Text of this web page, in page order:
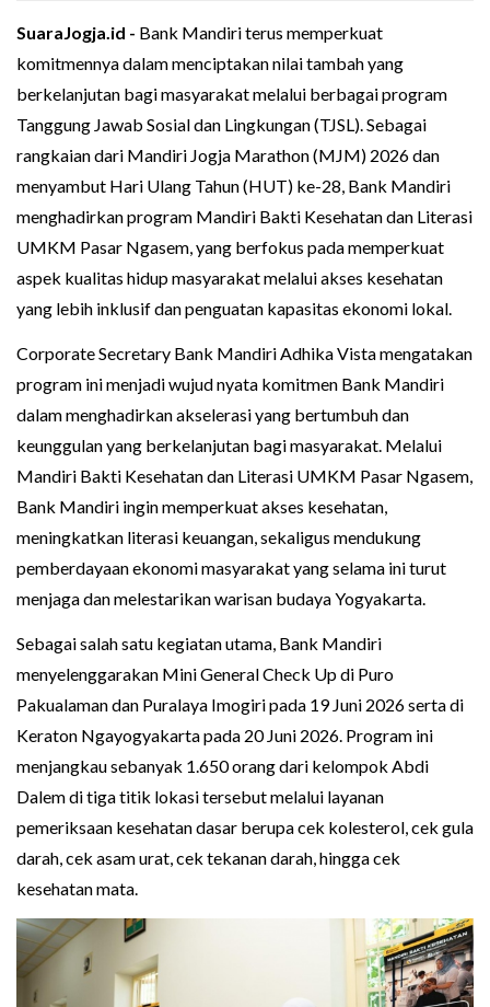
SuaraJogja.id - Bank Mandiri terus memperkuat
komitmennya dalam menciptakan nilai tambah yang
berkelanjutan bagi masyarakat melalui berbagai program
Tanggung Jawab Sosial dan Lingkungan (TJSL). Sebagai
rangkaian dari Mandiri Jogja Marathon (MJM) 2026 dan
menyambut Hari Ulang Tahun (HUT) ke-28, Bank Mandiri
menghadirkan program Mandiri Bakti Kesehatan dan Literasi
UMKM Pasar Ngasem, yang berfokus pada memperkuat
aspek kualitas hidup masyarakat melalui akses kesehatan
yang lebih inklusif dan penguatan kapasitas ekonomi lokal.
Corporate Secretary Bank Mandiri Adhika Vista mengatakan
program ini menjadi wujud nyata komitmen Bank Mandiri
dalam menghadirkan akselerasi yang bertumbuh dan
keunggulan yang berkelanjutan bagi masyarakat. Melalui
Mandiri Bakti Kesehatan dan Literasi UMKM Pasar Ngasem,
Bank Mandiri ingin memperkuat akses kesehatan,
meningkatkan literasi keuangan, sekaligus mendukung
pemberdayaan ekonomi masyarakat yang selama ini turut
menjaga dan melestarikan warisan budaya Yogyakarta.
Sebagai salah satu kegiatan utama, Bank Mandiri
menyelenggarakan Mini General Check Up di Puro
Pakualaman dan Puralaya Imogiri pada 19 Juni 2026 serta di
Keraton Ngayogyakarta pada 20 Juni 2026. Program ini
menjangkau sebanyak 1.650 orang dari kelompok Abdi
Dalem di tiga titik lokasi tersebut melalui layanan
pemeriksaan kesehatan dasar berupa cek kolesterol, cek gula
darah, cek asam urat, cek tekanan darah, hingga cek
kesehatan mata.